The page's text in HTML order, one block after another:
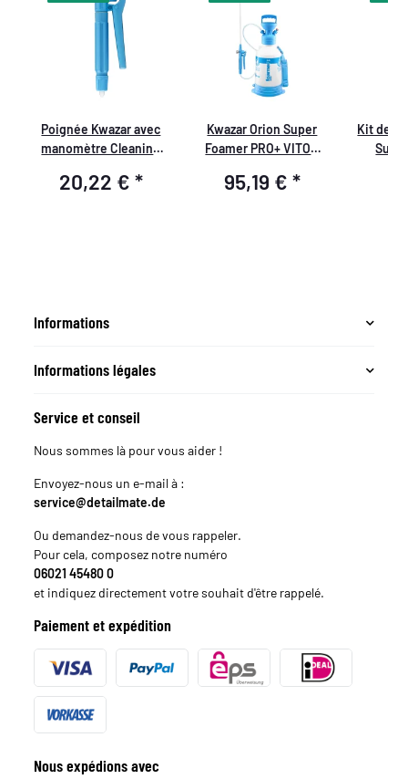
Poignée Kwazar avec
manomètre Cleaning
20,22 € *
Kwazar Orion Super
Foamer PRO+ VITON
Pression 6,0 Litres
95,19 € *
Kit de
Informations
Informations légales
Service et conseil
Nous sommes là pour vous aider !
Envoyez-nous un e-mail à :
service@detailmate.de
Ou demandez-nous de vous rappeler.
Pour cela, composez notre numéro
06021 45480 0
et indiquez directement votre souhait d'être rappelé.
Paiement et expédition
Nous expédions avec